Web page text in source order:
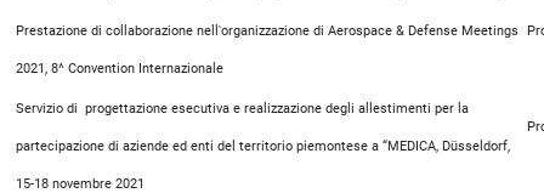
Prestazione di collaborazione nell'organizzazione di Aerospace & Defense Meetings
2021, 8^ Convention Internazionale
Servizio di progettazione esecutiva e realizzazione degli allestimenti per la
partecipazione di aziende ed enti del territorio piemontese a “MEDICA, Düsseldorf,
15-18 novembre 2021